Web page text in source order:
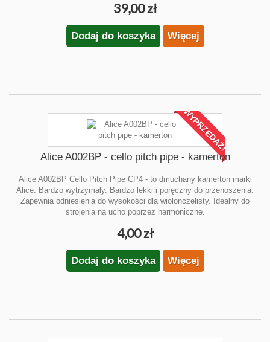
39,00 zł
Dodaj do koszyka Więcej
WYPRZEDAŻ!
Alice A002BP - cello pitch pipe - kamerton
Alice A002BP Cello Pitch Pipe CP4 - to dmuchany kamerton marki
Alice. Bardzo wytrzymały. Bardzo lekki i poręczny do przenoszenia.
Zapewnia odniesienia do wysokości dla wiolonczelisty. Idealny do
strojenia na ucho poprzez harmoniczne.
4,00 zł
Dodaj do koszyka Więcej